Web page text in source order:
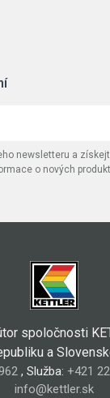
newsletteru a
o nových
spoločnosti
a
, Služba: +421
info@kettler.sk